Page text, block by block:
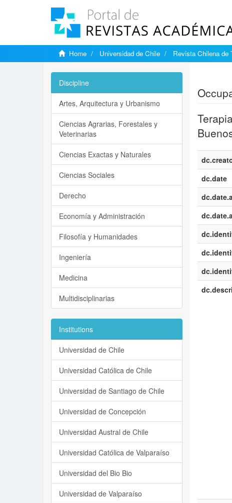
Home Universidad de Chile Revista Chilena de
dc.date
Discipline
Artes, Arquitectura y Urbanismo
Ciencias Agrarias, Forestales y
Veterinarias
Ciencias Exactas y Naturales
Ciencias Sociales
Derecho
Economía y Administración
Filosofía y Humanidades
Ingeniería
Medicina
Multidisciplinarias
Institutions
Universidad de Chile
Universidad Católica de Chile
Universidad de Santiago de Chile
Universidad de Concepción
Universidad Austral de Chile
Universidad Católica de Valparaíso
Universidad del Bio Bio
Universidad de Valparaíso